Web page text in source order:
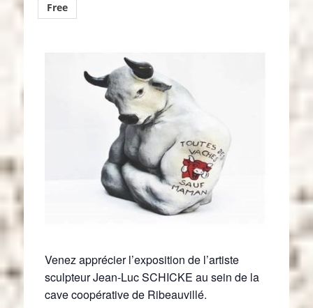
Free
Venez apprécier l’exposition de l’artiste
sculpteur Jean-Luc SCHICKE au sein de la
cave coopérative de Ribeauvillé.